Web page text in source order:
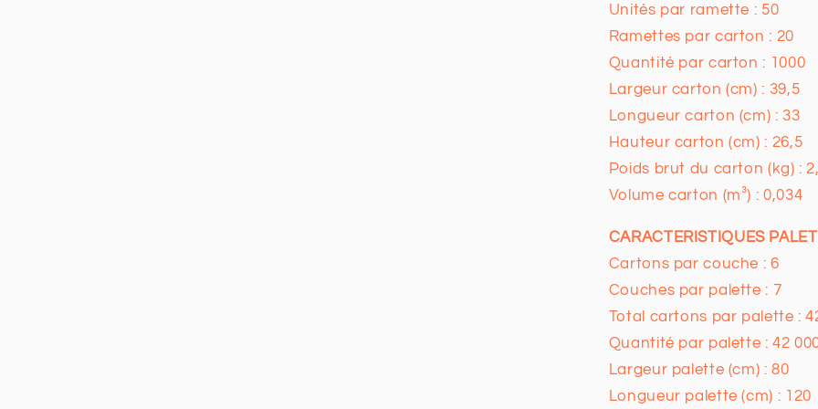
Unités par ramette : 50
Ramettes par carton : 20
Quantité par carton : 1000
Largeur carton (cm) : 39,5
Longueur carton (cm) : 33
Hauteur carton (cm) : 26,5
Poids brut du carton (kg) :
Volume carton (m³) : 0,034
CARACTERISTIQUES
Cartons par couche : 6
Couches par palette : 7
Total cartons par palette :
Quantité par palette : 42
Largeur palette (cm) : 80
Longueur palette (cm) : 120